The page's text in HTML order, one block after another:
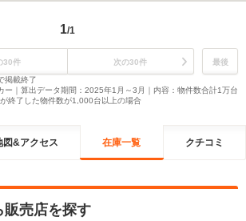
1/1
30件 次の30件
最後
掲載終了
ー｜算出データ期間：2025年1月～3月｜内容：物件数合計1万台
終了した物件数が1,000台以上の場合
図&アクセス 在庫一覧 クチコミ
販売店を探す